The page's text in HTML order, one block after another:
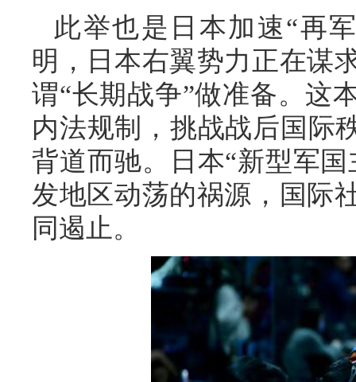
此举也是日本加速“再
明，日本右翼势力正在谋
谓“长期战争”做准备。这
内法规制，挑战战后国际
背道而驰。日本“新型军
发地区动荡的祸源，国际
同遏止。